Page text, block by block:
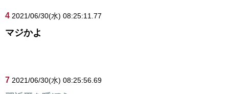
4 2021/06/30(水) 08:25:11.77
マジかよ
7 2021/06/30(水) 08:25:56.69